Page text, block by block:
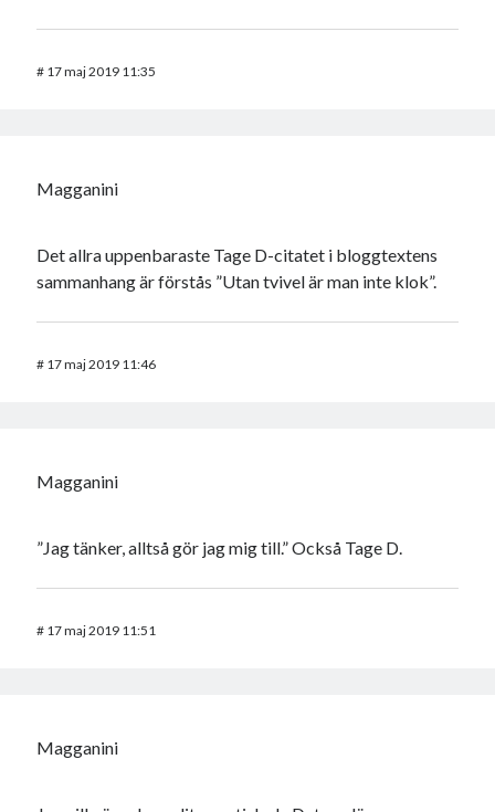
# 17 maj 2019 11:35
Magganini
Det allra uppenbaraste Tage D-citatet i bloggtextens
sammanhang är förstås ”Utan tvivel är man inte klok”.
# 17 maj 2019 11:46
Magganini
”Jag tänker, alltså gör jag mig till.” Också Tage D.
# 17 maj 2019 11:51
Magganini